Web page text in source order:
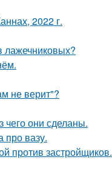
2022 г.
лажечниковых?
не верит"?
чего они сделаны.
про вазу.
против застройщиков.